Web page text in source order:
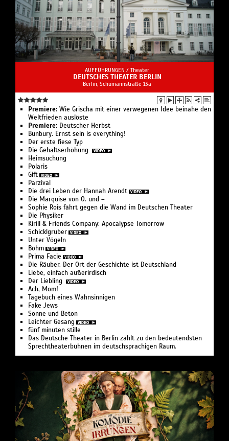
AUFFÜHRUNGEN / Theater
DEUTSCHES THEATER BERLIN
Berlin, Schumannstraße 13a
Premiere: Wie Grischa mit einer verwegenen Idee beinahe den
Weltfrieden auslöste
Premiere: Deutscher Herbst
Bunbury. Ernst sein is everything!
Der erste fiese Typ
Die Gehaltserhöhung
Heimsuchung
Polaris
Gift
Parzival
Die drei Leben der Hannah Arendt
Die Marquise von O. und –
Sophie Rois fährt gegen die Wand im Deutschen Theater
Die Physiker
Kirill & Friends Company: Apocalypse Tomorrow
Schicklgruber
Unter Vögeln
Böhm
Prima Facie
Die Räuber. Der Ort der Geschichte ist Deutschland
Liebe, einfach außerirdisch
Der Liebling
Ach, Mom!
Tagebuch eines Wahnsinnigen
Fake Jews
Sonne und Beton
Leichter Gesang
fünf minuten stille
Das Deutsche Theater in Berlin zählt zu den bedeutendsten
Sprechtheaterbühnen im deutschsprachigen Raum.